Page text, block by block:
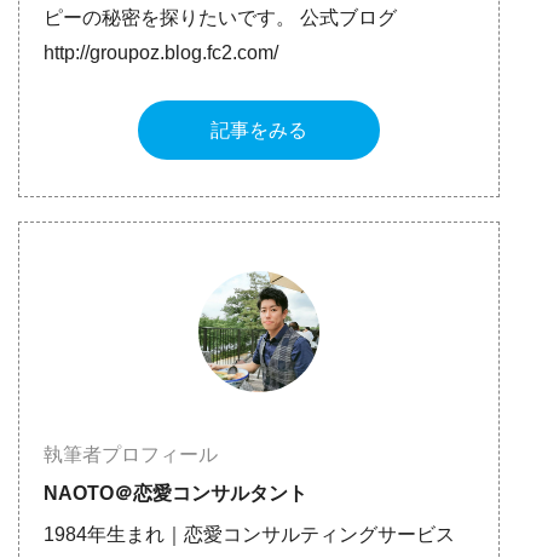
ピーの秘密を探りたいです。 公式ブログ
http://groupoz.blog.fc2.com/
記事をみる
執筆者プロフィール
NAOTO＠恋愛コンサルタント
1984年生まれ｜恋愛コンサルティングサービス